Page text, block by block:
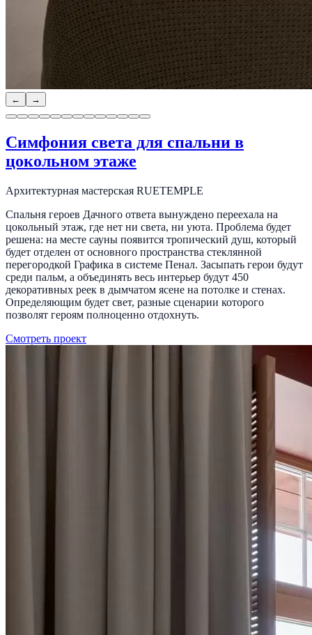
← →
Симфония света для спальни в
цокольном этаже
Архитектурная мастерская RUETEMPLE
Спальня героев Дачного ответа вынуждено переехала на
цокольный этаж, где нет ни света, ни уюта. Проблема будет
решена: на месте сауны появится тропический душ, который
будет отделен от основного пространства стеклянной
перегородкой Графика в системе Пенал. Засыпать герои будут
среди пальм, а объединять весь интерьер будут 450
декоративных реек в дымчатом ясене на потолке и стенах.
Определяющим будет свет, разные сценарии которого
позволят героям полноценно отдохнуть.
Смотреть проект